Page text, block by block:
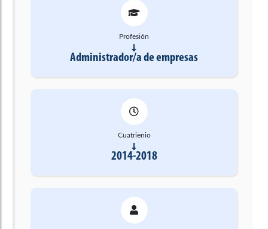
Profesión
Administrador/a de empresas
Cuatrienio
2014-2018